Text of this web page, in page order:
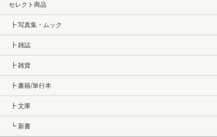
セレクト商品
┣ 写真集・ムック
┣ 雑誌
┣ 雑貨
┣ 書籍/単行本
┣ 文庫
┗ 新書